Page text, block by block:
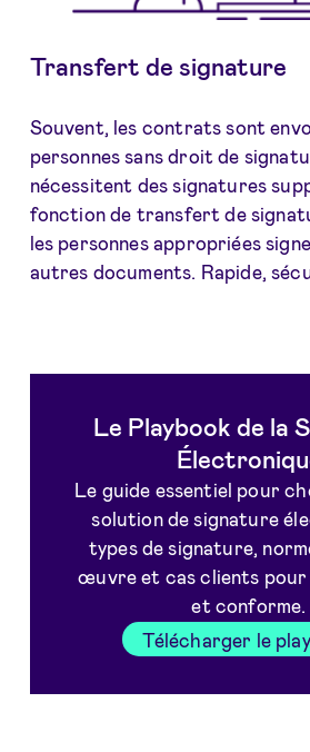
Transfert de signature
Souvent, les contrats sont
personnes sans droit de
nécessitent des signatures
fonction de transfert de
les personnes appropriées
autres documents. Rapide,
Le Playbook de la
Le guide essentiel pour
solution de signature
types de signature,
œuvre et cas clients pour
et conforme.
Télécharger le